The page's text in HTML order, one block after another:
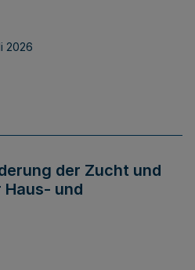
2026
der Zucht und
und